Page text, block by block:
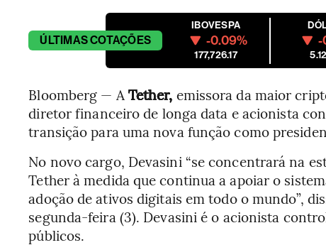
ÚLTIMASCOTAÇÕES
IBOVESPA
-0.09%
177,726.17
-
Bloomberg — A Tether, emissora da maior
diretor financeiro de longa data e acionista
transição para uma nova função como
No novo cargo, Devasini “se concentrará na
Tether à medida que continua a apoiar o
adoção de ativos digitais em todo o mundo”,
segunda-feira (3). Devasini é o acionista
públicos.